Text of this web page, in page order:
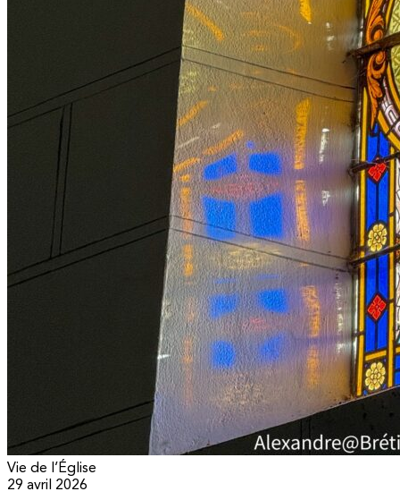
Vie de l’Église
29 avril 2026